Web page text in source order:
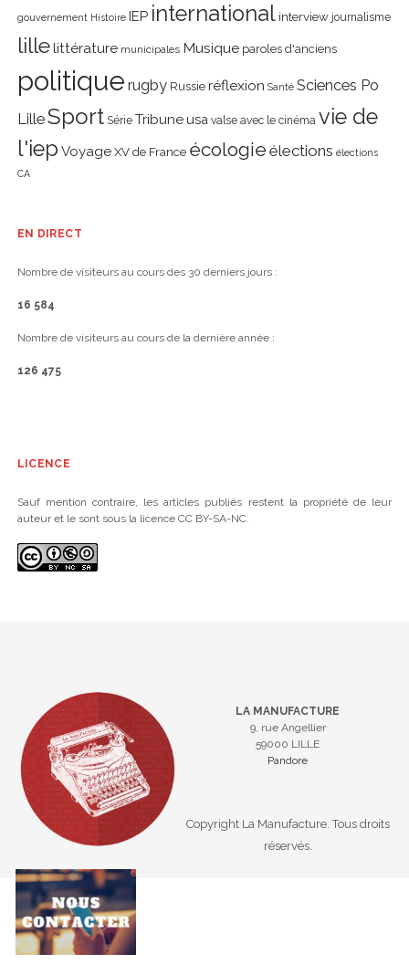
gouvernement Histoire IEP international interview journalisme
lillelittérature municipales Musique paroles d'anciens
politique rugby Russie réflexion Santé Sciences Po
LilleSport Série Tribune usa valse avec le cinéma vie de
l'iep Voyage XV de France écologie élections élections
CA
EN DIRECT
Nombre de visiteurs au cours des 30 derniers jours :
16 584
Nombre de visiteurs au cours de la dernière année :
126 475
LICENCE
Sauf mention contraire, les articles publiés restent la propriété de leur
auteur et le sont sous la licence CC BY-SA-NC.
LA MANUFACTURE
9, rue Angellier
59000 LILLE
Pandore
Copyright La Manufacture. Tous droits
réservés.